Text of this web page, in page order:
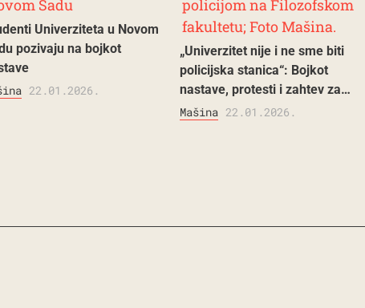
Univerziteta u Novom
pozivaju na bojkot
22.01.2026.
„Univerzitet nije i ne sme biti
policijska stanica“: Bojkot
nastave, protesti i zahtev za…
Mašina 22.01.2026.